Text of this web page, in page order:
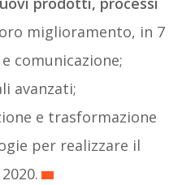
miglioramento, in 7
comunicazione;
avanzati;
e trasformazione
per realizzare il